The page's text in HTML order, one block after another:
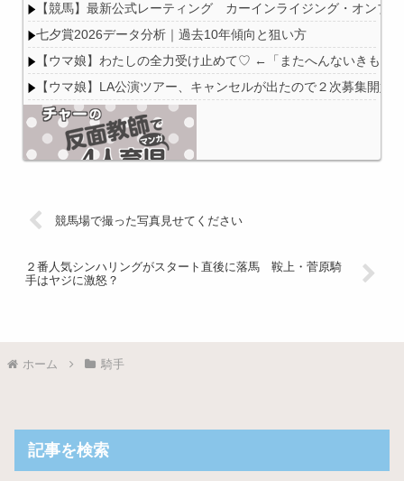
【競馬】最新公式レーティング カーインライジング・オン
七夕賞2026データ分析｜過去10年傾向と狙い方
【ウマ娘】わたしの全力受け止めて♡ ←「またへんないきもの
【ウマ娘】LA公演ツアー、キャンセルが出たので２次募集開
競馬場で撮った写真見せてください
２番人気シンハリングがスタート直後に落馬 鞍上・菅原騎
手はヤジに激怒？
ホーム 騎手
記事を検索